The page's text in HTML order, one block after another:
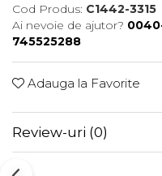
Cod Produs: C1442-3315
Ai nevoie de ajutor?
745525288
Adauga la Favorite
Review-uri (0)